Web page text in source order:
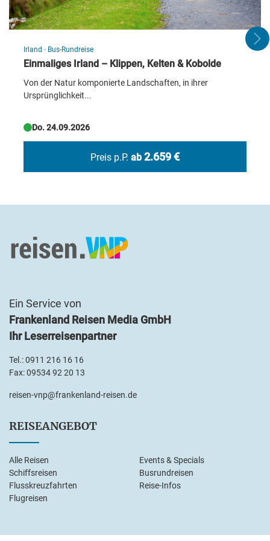
Rotterdam - Erasmusbrücke
liegt zentral nur etwa 100 Meter vom Hauptbahnhof Antwerpen
entfernt. Es verfügt über ein hoteleigenes Restaurant mit
internationalen Gerichten sowie ein Fitnesscenter und
über Bad oder DU/WC, Flachbild-TV, Schreibtisch, Safe und
Minibar.
Irland · Bus-Rundreise
Einmaliges Irland – Klippen, Kelten & Kobolde
Von der Natur komponierte Landschaften, in ihrer
Ursprünglichkeit...
Do. 24.09.2026
Preis p.P. ab 2.659 €
Ein Service von
Frankenland Reisen Media GmbH
Ihr Leserreisenpartner
Tel.:0911 216 16 16
Fax: 09534 92 20 13
reisen-vnp@frankenland-reisen.de
REISEANGEBOT
Alle Reisen
Schiffsreisen
Flusskreuzfahrten
Flugreisen
Events & Specials
Busrundreisen
Reise-Infos